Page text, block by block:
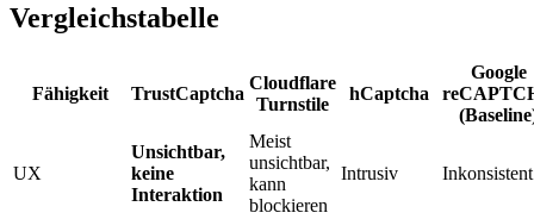
Vergleichstabelle
Fähigkeit TrustCaptcha
Cloudflare
Turnstile
hCaptcha
Google
UX
Unsichtbar,
keine
Interaktion
Meist
unsichtbar,
kann
blockieren
Intrusiv Inkonsistent